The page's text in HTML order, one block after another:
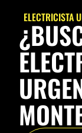
ELECTRICISTA